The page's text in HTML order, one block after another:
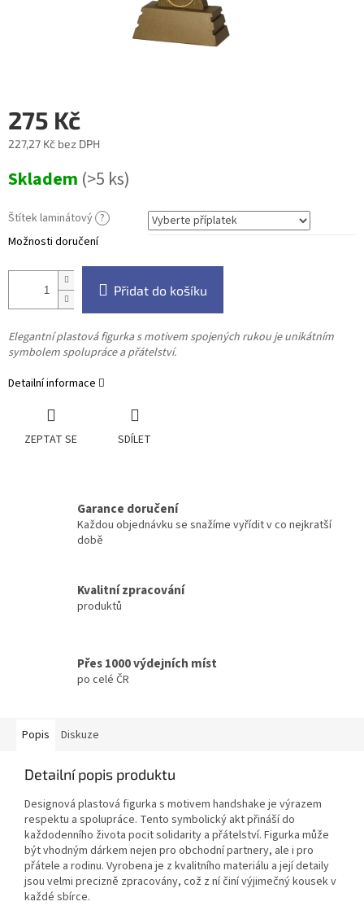
275 Kč
227,27 Kč bez DPH
cena:
Skladem (>5 ks)
Štítek laminátový ?
Možnosti doručení
Přidat do košíku
Elegantní plastová figurka s motivem spojených rukou je unikátním
symbolem spolupráce a přátelství.
Detailní informace
ZEPTAT SE SDÍLET
Garance doručení
Každou objednávku se snažíme vyřídit v co nejkratší
době
Kvalitní zpracování
produktů
Přes 1000 výdejních míst
po celé ČR
Popis Diskuze
Detailní popis produktu
Designová plastová figurka s motivem handshake je výrazem
respektu a spolupráce. Tento symbolický akt přináší do
každodenního života pocit solidarity a přátelství. Figurka může
být vhodným dárkem nejen pro obchodní partnery, ale i pro
přátele a rodinu. Vyrobena je z kvalitního materiálu a její detaily
jsou velmi precizně zpracovány, což z ní činí výjimečný kousek v
každé sbírce.